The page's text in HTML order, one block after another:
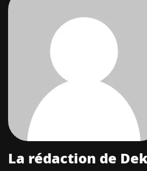
La rédaction de